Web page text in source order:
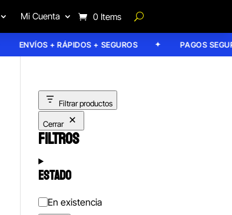
Mi Cuenta 0 Items
ENVÍOS + RÁPIDOS + SEGUROS PAGOS
Filtrar productos
Cerrar
FILTROS
ESTADO
Estado
En existencia